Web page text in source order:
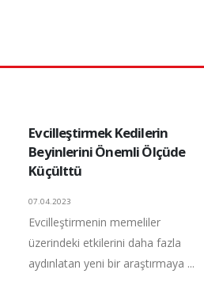
Evcilleştirmek Kedilerin
Beyinlerini Önemli Ölçüde
Küçülttü
07.04.2023
Evcilleştirmenin memeliler
üzerindeki etkilerini daha fazla
aydınlatan yeni bir araştırmaya ...